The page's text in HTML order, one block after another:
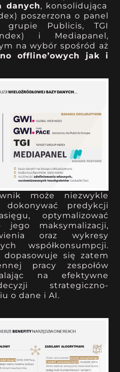
danych, konsolidująca
poszerzona o panel
grupie Publicis, TGI
i Mediapanel,
na wybór spośród aż
offline’owych jak i
może niezwykle
predykcji
optymalizować
maksymalizacji,
oraz wykresy
współkonsumpcji.
się zatem
pracy zespołów
na efektywne
strategiczno-
o dane i AI.